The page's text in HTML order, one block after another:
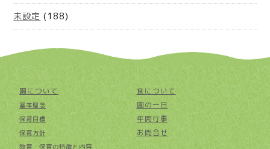
未設定 (188)
園について
基本理念
保育目標
保育方針
教育・保育の特徴と内容
食について
園の一日
年間行事
お問合せ